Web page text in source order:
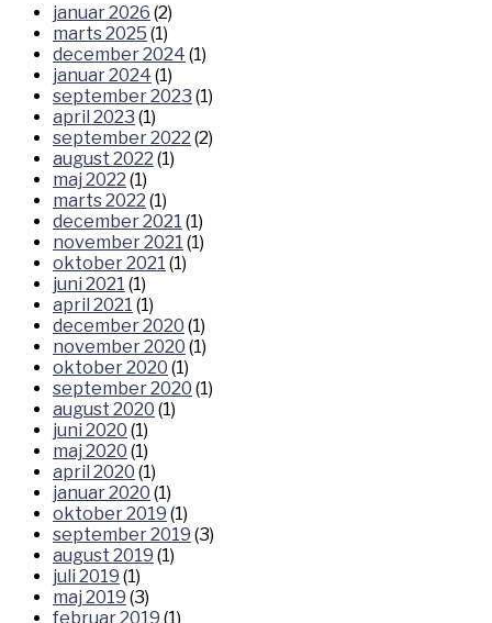
januar 2026 (2)
marts 2025 (1)
december 2024 (1)
januar 2024 (1)
september 2023 (1)
april 2023 (1)
september 2022 (2)
august 2022 (1)
maj 2022 (1)
marts 2022 (1)
december 2021 (1)
november 2021 (1)
oktober 2021 (1)
juni 2021 (1)
april 2021 (1)
december 2020 (1)
november 2020 (1)
oktober 2020 (1)
september 2020 (1)
august 2020 (1)
juni 2020 (1)
maj 2020 (1)
april 2020 (1)
januar 2020 (1)
oktober 2019 (1)
september 2019 (3)
august 2019 (1)
juli 2019 (1)
maj 2019 (3)
februar 2019 (1)